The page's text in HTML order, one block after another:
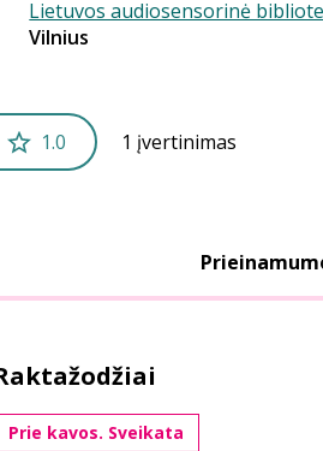
Lietuvos audiosensorinė
Vilnius
1.0 1 įvertinimas
Prie kavos. Sveikata